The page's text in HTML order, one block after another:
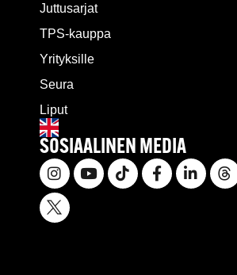
Juttusarjat
TPS-kauppa
Yrityksille
Seura
Liput
SOSIAALINEN MEDIA